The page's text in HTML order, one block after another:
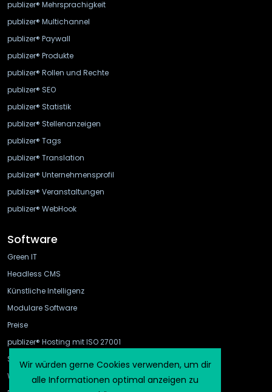
publizer® Mehrsprachigkeit
publizer® Multichannel
publizer® Paywall
publizer® Produkte
publizer® Rollen und Rechte
publizer® SEO
publizer® Statistik
publizer® Stellenanzeigen
publizer® Tags
publizer® Translation
publizer® Unternehmensprofil
publizer® Veranstaltungen
publizer® WebHook
Software
Green IT
Headless CMS
Künstliche Intelligenz
Modulare Software
Preise
publizer® Hosting mit ISO 27001
Schnittstellen
WebHook und API Gateway
Wir würden gerne Cookies verwenden, um dir
alle Informationen optimal anzeigen zu